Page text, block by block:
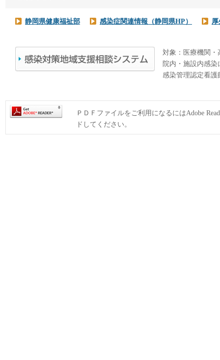
静岡県健康福祉部 感染症関連情報（静岡県HP）
対象：医療機関・
院内・施設内感
感染管理認定看
ＰＤＦファイルをご利用になるにはAdobe
ドしてください。